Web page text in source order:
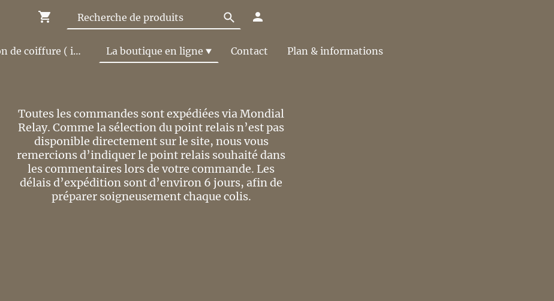
Le Salon de coiffure ( infos et tarifs ) La boutique en ligne Contact Plan & informations
Toutes les commandes sont expédiées via Mondial
Relay. Comme la sélection du point relais n’est pas
disponible directement sur le site, nous vous
remercions d’indiquer le point relais souhaité dans
les commentaires lors de votre commande. Les
délais d’expédition sont d’environ 6 jours, afin de
préparer soigneusement chaque colis.